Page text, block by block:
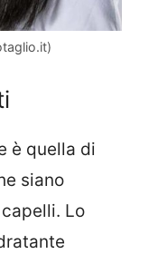
è quella di
siano
Lo